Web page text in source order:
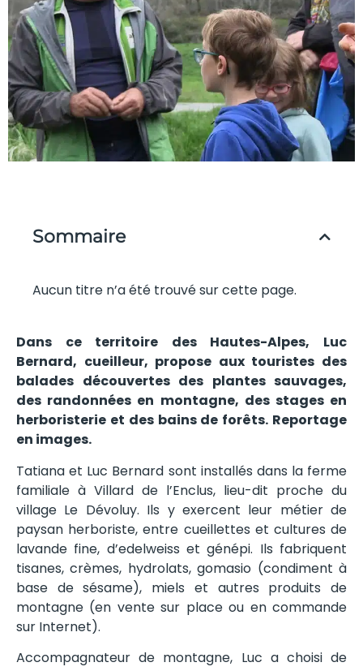
Sommaire
Aucun titre n’a été trouvé sur cette page.
Dans ce territoire des Hautes-Alpes, Luc
Bernard, cueilleur, propose aux touristes des
balades découvertes des plantes sauvages,
des randonnées en montagne, des stages en
herboristerie et des bains de forêts. Reportage
en images.
Tatiana et Luc Bernard sont installés dans la ferme
familiale à Villard de l’Enclus, lieu-dit proche du
village Le Dévoluy. Ils y exercent leur métier de
paysan herboriste, entre cueillettes et cultures de
lavande fine, d’edelweiss et génépi. Ils fabriquent
tisanes, crèmes, hydrolats, gomasio (condiment à
base de sésame), miels et autres produits de
montagne (en vente sur place ou en commande
sur Internet).
Accompagnateur de montagne, Luc a choisi de